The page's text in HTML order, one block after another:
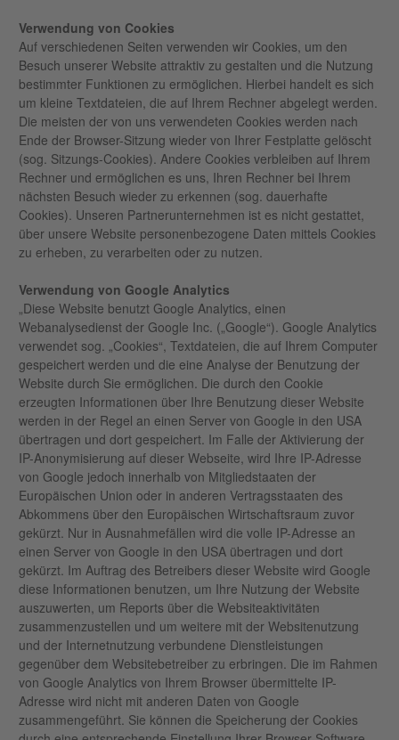
Verwendung von Cookies
Auf verschiedenen Seiten verwenden wir Cookies, um den
Besuch unserer Website attraktiv zu gestalten und die Nutzung
bestimmter Funktionen zu ermöglichen. Hierbei handelt es sich
um kleine Textdateien, die auf Ihrem Rechner abgelegt werden.
Die meisten der von uns verwendeten Cookies werden nach
Ende der Browser-Sitzung wieder von Ihrer Festplatte gelöscht
(sog. Sitzungs-Cookies). Andere Cookies verbleiben auf Ihrem
Rechner und ermöglichen es uns, Ihren Rechner bei Ihrem
nächsten Besuch wieder zu erkennen (sog. dauerhafte
Cookies). Unseren Partnerunternehmen ist es nicht gestattet,
über unsere Website personenbezogene Daten mittels Cookies
zu erheben, zu verarbeiten oder zu nutzen.
Verwendung von Google Analytics
„Diese Website benutzt Google Analytics, einen
Webanalysedienst der Google Inc. („Google“). Google Analytics
verwendet sog. „Cookies“, Textdateien, die auf Ihrem Computer
gespeichert werden und die eine Analyse der Benutzung der
Website durch Sie ermöglichen. Die durch den Cookie
erzeugten Informationen über Ihre Benutzung dieser Website
werden in der Regel an einen Server von Google in den USA
übertragen und dort gespeichert. Im Falle der Aktivierung der
IP-Anonymisierung auf dieser Webseite, wird Ihre IP-Adresse
von Google jedoch innerhalb von Mitgliedstaaten der
Europäischen Union oder in anderen Vertragsstaaten des
Abkommens über den Europäischen Wirtschaftsraum zuvor
gekürzt. Nur in Ausnahmefällen wird die volle IP-Adresse an
einen Server von Google in den USA übertragen und dort
gekürzt. Im Auftrag des Betreibers dieser Website wird Google
diese Informationen benutzen, um Ihre Nutzung der Website
auszuwerten, um Reports über die Websiteaktivitäten
zusammenzustellen und um weitere mit der Websitenutzung
und der Internetnutzung verbundene Dienstleistungen
gegenüber dem Websitebetreiber zu erbringen. Die im Rahmen
von Google Analytics von Ihrem Browser übermittelte IP-
Adresse wird nicht mit anderen Daten von Google
zusammengeführt. Sie können die Speicherung der Cookies